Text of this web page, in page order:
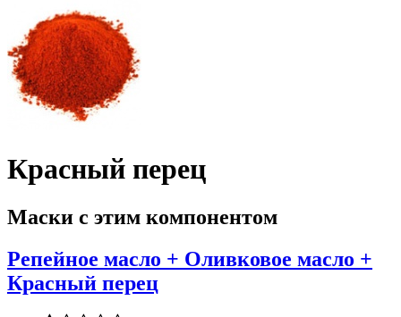
Красный перец
Маски с этим компонентом
Репейное масло + Оливковое масло +
Красный перец